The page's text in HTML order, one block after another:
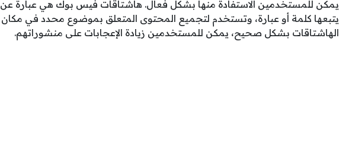
يمكن للمستخدمين الاستفادة منها بشكل فعال. هاشتاقات فيس بوك هي عبارة عن
يتبعها كلمة أو عبارة، وتستخدم لتجميع المحتوى المتعلق بموضوع محدد في
الهاشتاقات بشكل صحيح، يمكن للمستخدمين زيادة الإعجابات على منشوراتهم.